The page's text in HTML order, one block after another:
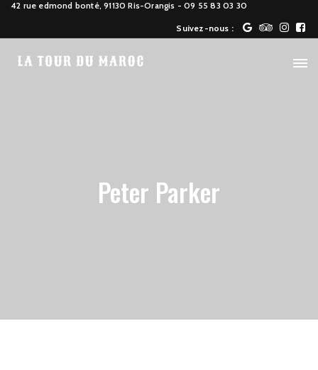
42 rue edmond bonté, 91130 Ris-Orangis - 09 55 83 03 30
Suivez-nous :
Peter Parker